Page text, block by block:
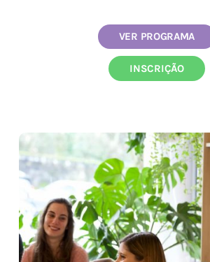
VER PROGRAMA
INSCRIÇÃO